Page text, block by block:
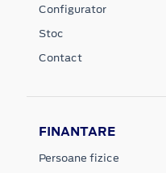
Configurator
Stoc
Contact
FINANTARE
Persoane fizice